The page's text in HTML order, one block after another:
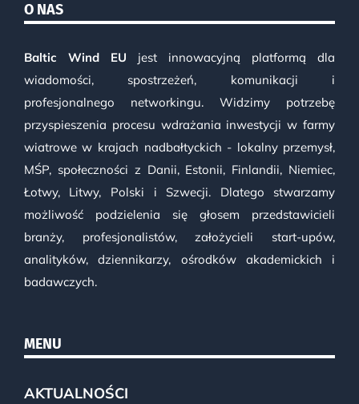
O NAS
Baltic Wind EU jest innowacyjną platformą dla
wiadomości, spostrzeżeń, komunikacji i
profesjonalnego networkingu. Widzimy potrzebę
przyspieszenia procesu wdrażania inwestycji w farmy
wiatrowe w krajach nadbałtyckich - lokalny przemysł,
MŚP, społeczności z Danii, Estonii, Finlandii, Niemiec,
Łotwy, Litwy, Polski i Szwecji. Dlatego stwarzamy
możliwość podzielenia się głosem przedstawicieli
branży, profesjonalistów, założycieli start-upów,
analityków, dziennikarzy, ośrodków akademickich i
badawczych.
MENU
AKTUALNOŚCI